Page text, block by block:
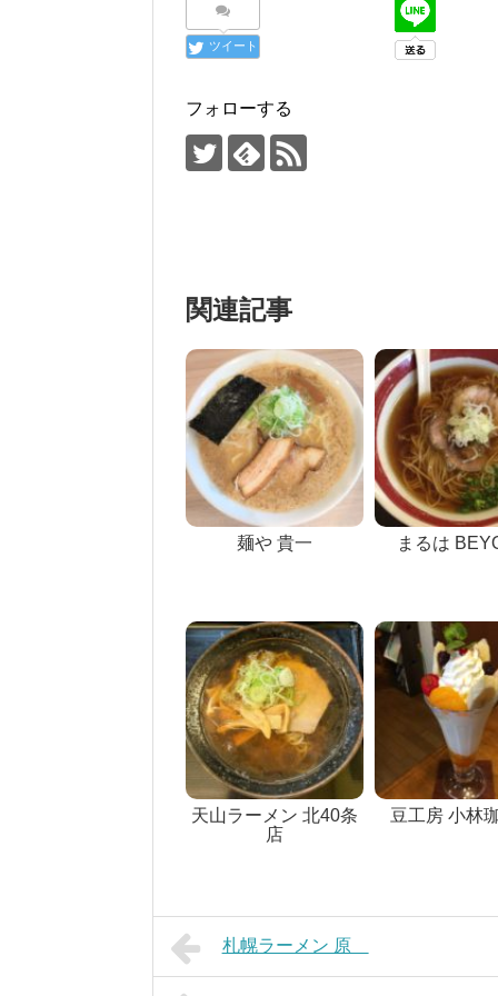
ツイート
フォローする
関連記事
麺や 貴一 まるは
天山ラーメン 北40条
店
豆工房 小林
札幌ラーメン 原ゝ